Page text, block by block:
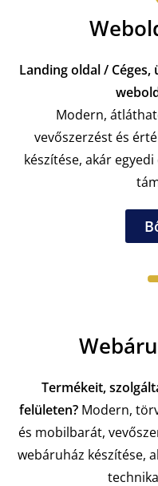
Landing oldal /
Modern,
vevőszerzést és
készítése, akár
Termékeit,
felületen? Modern,
és mobilbarát,
webáruház készítése,